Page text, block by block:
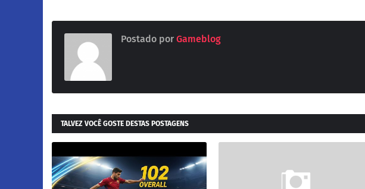
Postado por Gameblog
TALVEZ VOCÊ GOSTE DESTAS POSTAGENS